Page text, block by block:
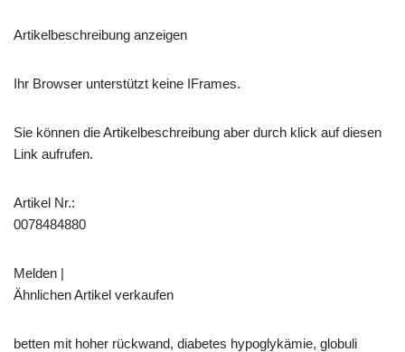
Artikelbeschreibung anzeigen
Ihr Browser unterstützt keine IFrames.
Sie können die Artikelbeschreibung aber durch klick auf diesen
Link aufrufen.
Artikel Nr.:
0078484880
Melden |
Ähnlichen Artikel verkaufen
betten mit hoher rückwand, diabetes hypoglykämie, globuli